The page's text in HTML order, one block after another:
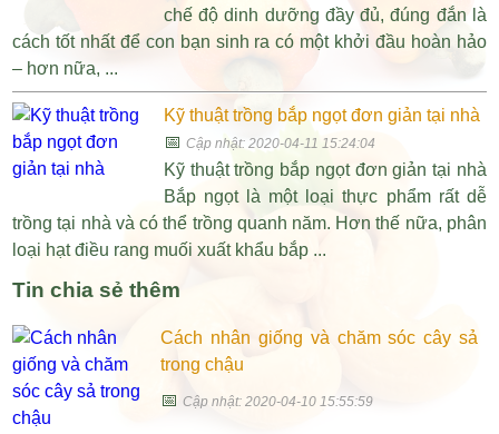
chế độ dinh dưỡng đầy đủ, đúng đắn là
cách tốt nhất để con bạn sinh ra có một khởi đầu hoàn hảo
– hơn nữa, ...
Kỹ thuật trồng bắp ngọt đơn giản tại nhà
📅 Cập nhật: 2020-04-11 15:24:04
Kỹ thuật trồng bắp ngọt đơn giản tại nhà
Bắp ngọt là một loại thực phẩm rất dễ
trồng tại nhà và có thể trồng quanh năm. Hơn thế nữa, phân
loại hạt điều rang muối xuất khẩu bắp ...
Tin chia sẻ thêm
Cách nhân giống và chăm sóc cây sả
trong chậu
📅Cập nhật: 2020-04-10 15:55:59